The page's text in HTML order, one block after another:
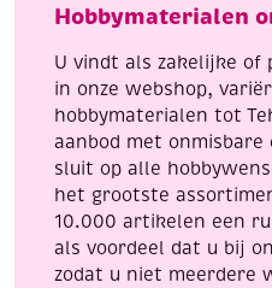
aquaHobbymaterialen
U vindt als zakelijke
in onze webshop,
hobbymaterialen tot
aanbod met
sluit op alle
het grootste
10.000 artikelen een
als voordeel dat u bij
zodat u niet meerdere